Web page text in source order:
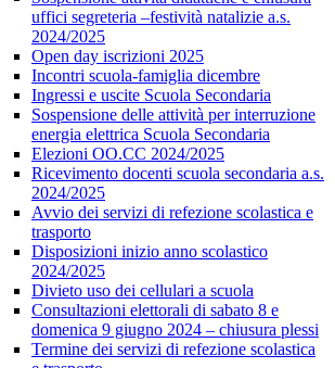
uffici segreteria –festività natalizie a.s.
2024/2025
Open day iscrizioni 2025
Incontri scuola-famiglia dicembre
Ingressi e uscite Scuola Secondaria
Sospensione delle attività per interruzione
energia elettrica Scuola Secondaria
Elezioni OO.CC 2024/2025
Ricevimento docenti scuola secondaria a.s.
2024/2025
Avvio dei servizi di refezione scolastica e
trasporto
Disposizioni inizio anno scolastico
2024/2025
Divieto uso dei cellulari a scuola
Consultazioni elettorali di sabato 8 e
domenica 9 giugno 2024 – chiusura plessi
Termine dei servizi di refezione scolastica